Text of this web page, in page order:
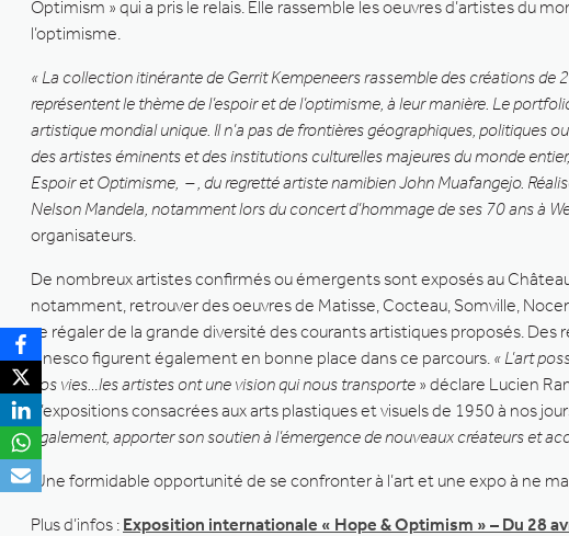
Optimism » qui a pris le relais. Elle rassemble les oeuvres d’artistes du
l’optimisme.
« La collection itinérante de Gerrit Kempeneers rassemble des créations de
représentent le thème de l’espoir et de l’optimisme, à leur manière. Le
artistique mondial unique. Il n’a pas de frontières géographiques, politiques
des artistes éminents et des institutions culturelles majeures du monde
Espoir et Optimisme, – , du regretté artiste namibien John Muafangejo.
Nelson Mandela, notamment lors du concert d’hommage de ses 70 ans à
organisateurs.
De nombreux artistes confirmés ou émergents sont exposés au
notamment, retrouver des oeuvres de Matisse, Cocteau, Somville,
se régaler de la grande diversité des courants artistiques proposés. Des
Unesco figurent également en bonne place dans ce parcours. « L’art
nos vies…les artistes ont une vision qui nous transporte » déclare Lucien
d’expositions consacrées aux arts plastiques et visuels de 1950 à nos
également, apporter son soutien à l’émergence de nouveaux créateurs et
Une formidable opportunité de se confronter à l’art et une expo à ne
Plus d’infos : Exposition internationale « Hope & Optimism » – Du 28